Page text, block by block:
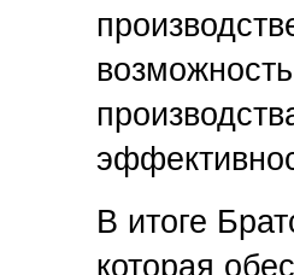
В итоге
которая